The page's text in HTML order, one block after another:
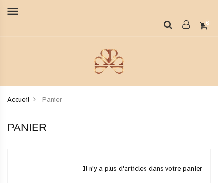
menu
0
Accueil Panier
PANIER
Il n'y a plus d'articles dans votre panier